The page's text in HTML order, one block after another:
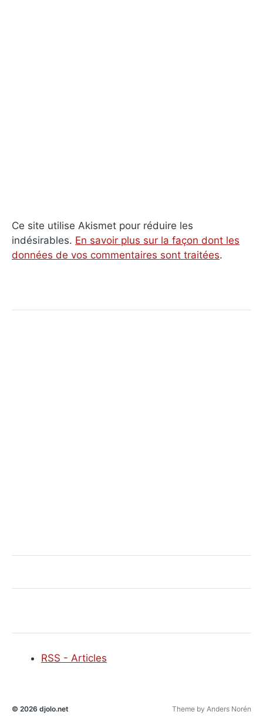
Ce site utilise Akismet pour réduire les
indésirables. En savoir plus sur la façon dont les
données de vos commentaires sont traitées.
RSS - Articles
© 2026 djolo.net Theme by Anders Norén